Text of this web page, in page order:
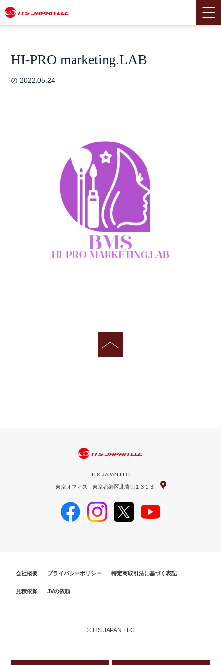
HI-PRO marketing.LAB
2022.05.24
ITS JAPAN LLC
東京オフィス : 東京都港区北青山1-3-1-3F
会社概要 プライバシーポリシー 特定商取引法に基づく表記
見積依頼 JVの依頼
© ITS JAPAN LLC